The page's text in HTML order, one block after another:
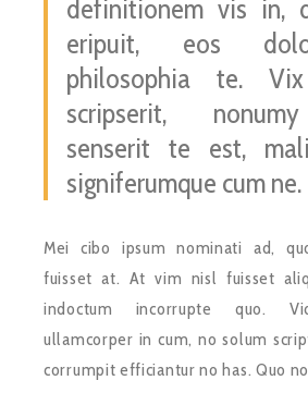
definitionem vis in,
eripuit, eos
philosophia te.
scripserit,
senserit te est,
signiferumque cum ne.
Mei cibo ipsum nominati ad,
fuisset at. At vim nisl fuisset
indoctum incorrupte quo.
ullamcorper in cum, no solum
corrumpit efficiantur no has. Quo